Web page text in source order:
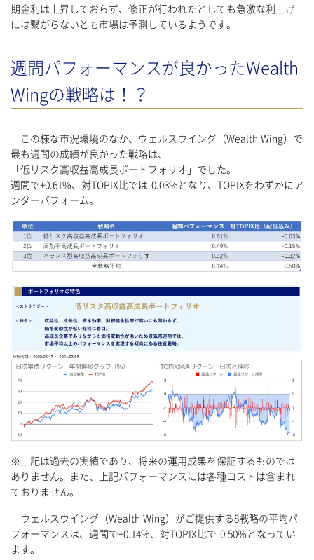
期金利は上昇しておらず、修正が行われたとしても急激な利上げ
には繋がらないとも市場は予測しているようです。
週間パフォーマンスが良かったWealth
Wingの戦略は！？
この様な市況環境のなか、ウェルスウイング（Wealth Wing）で
最も週間の成績が良かった戦略は、
「低リスク高収益高成長ポートフォリオ」でした。
週間で+0.61%、対TOPIX比では-0.03%となり、TOPIXをわずかにア
ンダーパフォーム。
※上記は過去の実績であり、将来の運用成果を保証するものでは
ありません。また、上記パフォーマンスには各種コストは含まれ
ておりません。
ウェルスウイング（Wealth Wing）がご提供する8戦略の平均パ
フォーマンスは、週間で+0.14%、対TOPIX比で-0.50%となってい
ます。